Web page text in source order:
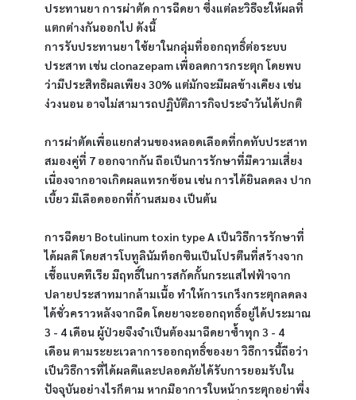
ประทานยา การผ่าตัด การฉีดยา ซึ่งแต่ละวิธีจะให้ผลที่
แตกต่างกันออกไป ดังนี้
การรับประทานยา ใช้ยาในกลุ่มที่ออกฤทธิ์ต่อระบบ
ประสาท เช่น clonazepam เพื่อลดการกระตุก โดยพบ
ว่ามีประสิทธิผลเพียง 30% แต่มักจะมีผลข้างเคียง เช่น
ง่วงนอน อาจไม่สามารถปฏิบัติภารกิจประจำวันได้ปกติ
การผ่าตัดเพื่อแยกส่วนของหลอดเลือดที่กดทับประสาท
สมองคู่ที่ 7 ออกจากกัน ถือเป็นการรักษาที่มีความเสี่ยง
เนื่องจากอาจเกิดผลแทรกซ้อน เช่น การได้ยินลดลง ปาก
เบี้ยว มีเลือดออกที่ก้านสมอง เป็นต้น
การฉีดยา Botulinum toxin type A เป็นวิธีการรักษาที่
ได้ผลดี โดยสารโบทูลินัมท็อกซินเป็นโปรตีนที่สร้างจาก
เชื้อแบคทีเรีย มีฤทธิ์ในการสกัดกั้นกระแสไฟฟ้าจาก
ปลายประสาทมากล้ามเนื้อ ทำให้การเกร็งกระตุกลดลง
ได้ชั่วคราวหลังจากฉีด โดยยาจะออกฤทธิ์อยู่ได้ประมาณ
3 - 4 เดือน ผู้ป่วยจึงจำเป็นต้องมาฉีดยาซ้ำทุก 3 - 4
เดือน ตามระยะเวลาการออกฤทธิ์ของยา วิธีการนี้ถือว่า
เป็นวิธีการที่ได้ผลดีและปลอดภัยได้รับการยอมรับใน
ปัจจุบันอย่างไรก็ตาม หากมีอาการใบหน้ากระตุกอย่าพึ่ง